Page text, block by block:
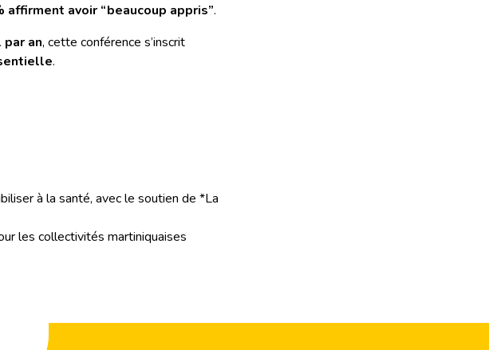
affirment avoir “beaucoup appris”.
an, cette conférence s’inscrit
.
à la santé, avec le soutien de *La
les collectivités martiniquaises